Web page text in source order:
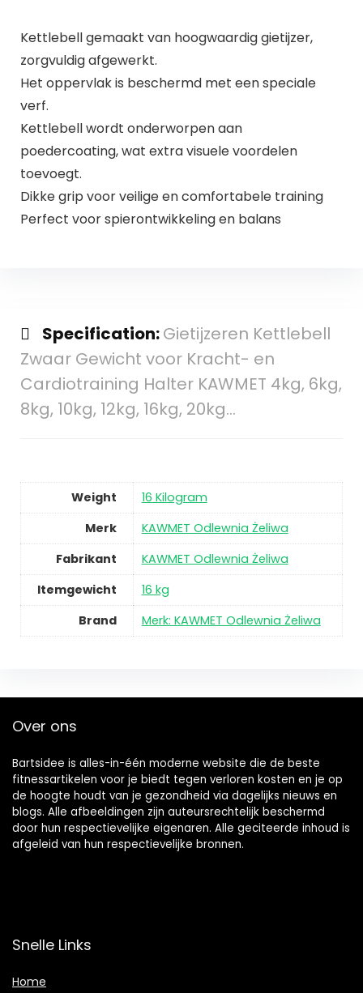
Kettlebell gemaakt van hoogwaardig gietijzer,
zorgvuldig afgewerkt.
Het oppervlak is beschermd met een speciale
verf.
Kettlebell wordt onderworpen aan
poedercoating, wat extra visuele voordelen
toevoegt.
Dikke grip voor veilige en comfortabele training
Perfect voor spierontwikkeling en balans
Specification:Gietijzeren Kettlebell
Zwaar Gewicht voor Kracht- en
Cardiotraining Halter KAWMET 4kg, 6kg,
8kg, 10kg, 12kg, 16kg, 20kg…
Weight
16 Kilogram
Merk
KAWMET Odlewnia Żeliwa
Fabrikant
KAWMET Odlewnia Żeliwa
Itemgewicht
16 kg
Brand
Merk: KAWMET Odlewnia Żeliwa
Over ons
Bartsidee is alles-in-één moderne website die de beste
fitnessartikelen voor je biedt tegen verloren kosten en je op
de hoogte houdt van je gezondheid via dagelijks nieuws en
blogs. Alle afbeeldingen zijn auteursrechtelijk beschermd
door hun respectievelijke eigenaren. Alle geciteerde inhoud is
afgeleid van hun respectievelijke bronnen.
Snelle Links
Home